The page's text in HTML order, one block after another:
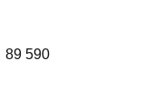
89 590